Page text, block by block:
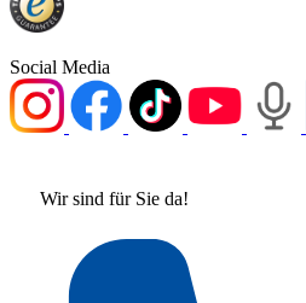
Social Media
Wir sind für Sie da!